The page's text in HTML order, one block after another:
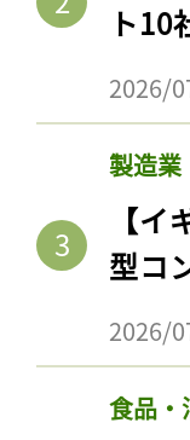
ト10
2026/
製造業
【
型コ
2026/
食品・